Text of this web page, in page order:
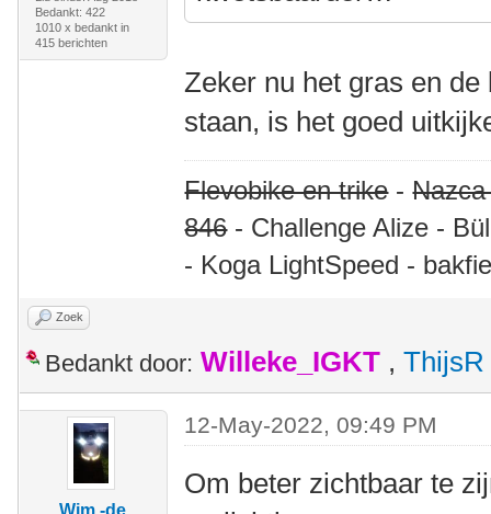
Bedankt: 422
1010 x bedankt in
415 berichten
Zeker nu het gras en
staan, is het goed
Flevobike en trike-
846- Challenge Alize -
- Koga LightSpeed -
Zoek
Bedankt door: Willeke_IGKT , ThijsR
Wim -de
12-May-2022, 09:49 PM
Om beter zichtbaar te